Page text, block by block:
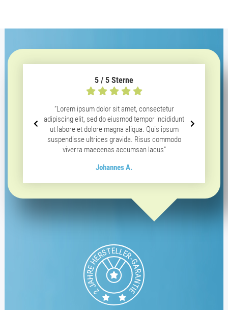
5 / 5 Sterne
“Lorem ipsum dolor sit amet, consectetur
adipiscing elit, sed do eiusmod tempor incididunt
ut labore et dolore magna aliqua. Quis ipsum
suspendisse ultrices gravida. Risus commodo
viverra maecenas accumsan lacus”
Johannes A.